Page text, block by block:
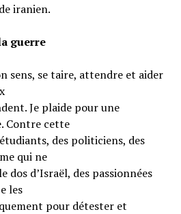
iranien.
guerre
sens, se taire, attendre et aider
Je plaide pour une
Contre cette
des politiciens, des
qui ne
dos d’Israël, des passionnées
les
pour détester et